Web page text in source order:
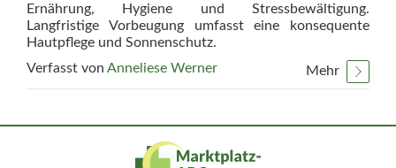
Ernährung, Hygiene und Stressbewältigung.
Langfristige Vorbeugung umfasst eine konsequente
Hautpflege und Sonnenschutz.
Verfasst von Anneliese Werner Mehr